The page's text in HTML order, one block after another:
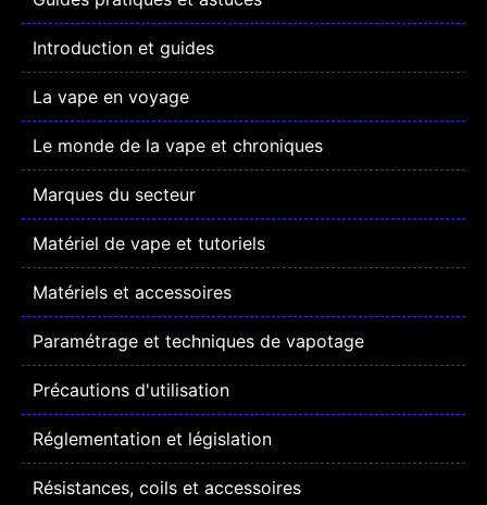
Introduction et guides
La vape en voyage
Le monde de la vape et chroniques
Marques du secteur
Matériel de vape et tutoriels
Matériels et accessoires
Paramétrage et techniques de vapotage
Précautions d'utilisation
Réglementation et législation
Résistances, coils et accessoires